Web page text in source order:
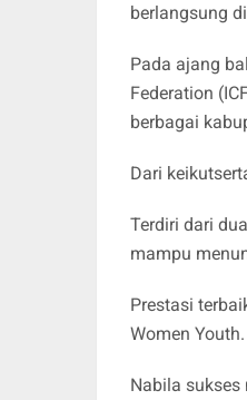
berlangsung
Pada ajang
Federation
berbagai
Dari
Terdiri dari
mampu
Prestasi
Women Youth.
Nabila